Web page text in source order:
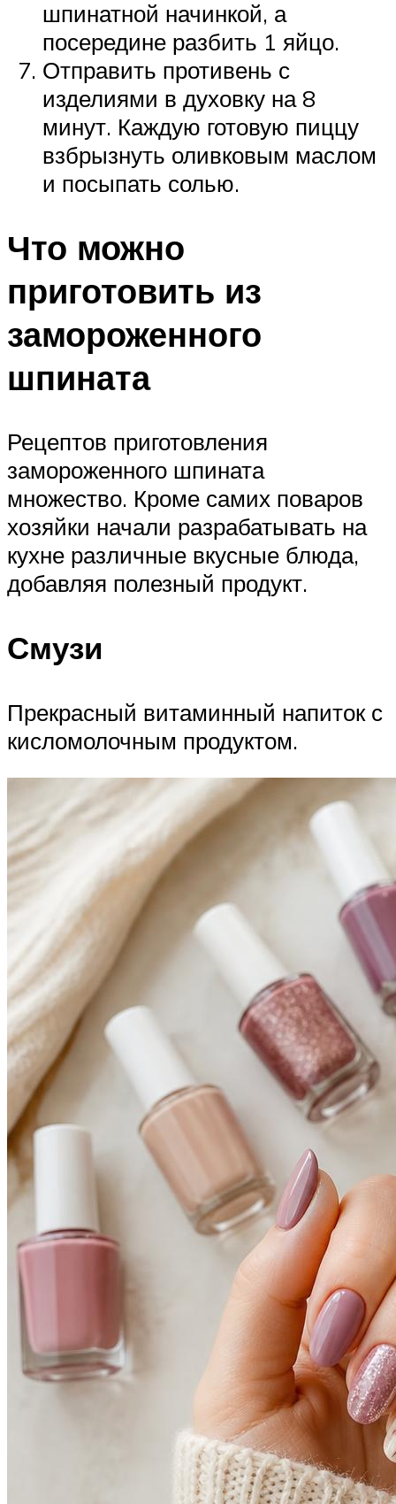
шпинатной начинкой, а
посередине разбить 1 яйцо.
Отправить противень с
изделиями в духовку на 8
минут. Каждую готовую пиццу
взбрызнуть оливковым маслом
и посыпать солью.
Что можно
приготовить из
замороженного
шпината
Рецептов приготовления
замороженного шпината
множество. Кроме самих поваров
хозяйки начали разрабатывать на
кухне различные вкусные блюда,
добавляя полезный продукт.
Смузи
Прекрасный витаминный напиток с
кисломолочным продуктом.